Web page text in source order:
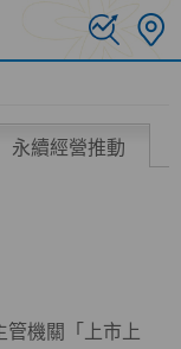
永續經營推動
管機關「上市上